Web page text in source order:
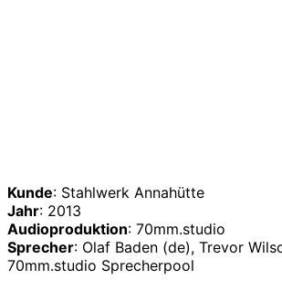
Kunde: Stahlwerk Annahütte
Jahr: 2013
Audioproduktion: 70mm.studio
Sprecher: Olaf Baden (de), Trevor
70mm.studio Sprecherpool